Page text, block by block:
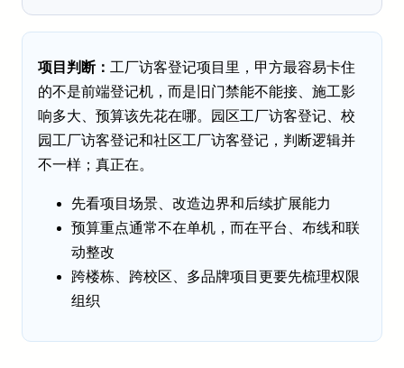
项目判断： 工厂访客登记项目里，甲方最容易卡住
的不是前端登记机，而是旧门禁能不能接、施工影
响多大、预算该先花在哪。园区工厂访客登记、校
园工厂访客登记和社区工厂访客登记，判断逻辑并
不一样；真正在。
先看项目场景、改造边界和后续扩展能力
预算重点通常不在单机，而在平台、布线和联
动整改
跨楼栋、跨校区、多品牌项目更要先梳理权限
组织